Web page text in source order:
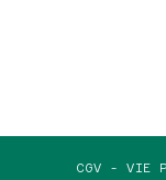
CGV - VIE